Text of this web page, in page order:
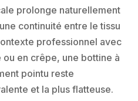
prolonge naturellement
continuité entre le tissu
professionnel avec
ou en crêpe, une bottine à
pointu reste
et la plus flatteuse.